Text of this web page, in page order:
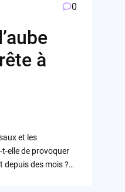
0
à
et les
elle de provoquer
depuis des mois ?…